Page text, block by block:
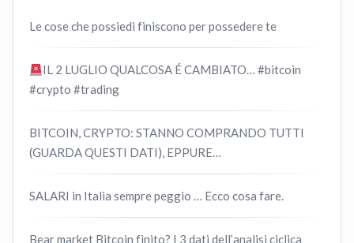
Le cose che possiedi finiscono per possedere te
IL 2 LUGLIO QUALCOSA É CAMBIATO… #bitcoin
#crypto #trading
BITCOIN, CRYPTO: STANNO COMPRANDO TUTTI
(GUARDA QUESTI DATI), EPPURE…
SALARI in Italia sempre peggio … Ecco cosa fare.
Bear market Bitcoin finito? I 3 dati dell’analisi ciclica